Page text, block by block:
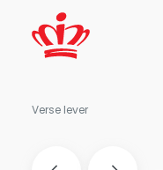
Verse lever